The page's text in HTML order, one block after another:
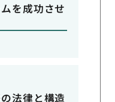
を成功させ
法律と構造